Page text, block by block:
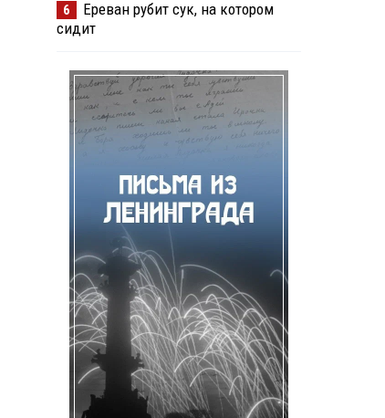
6
Ереван рубит сук, на котором
сидит